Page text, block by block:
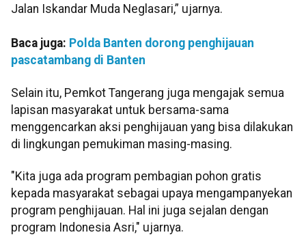
Jalan Iskandar Muda Neglasari,” ujarnya.
Baca juga: Polda Banten dorong penghijauan
pascatambang di Banten
Selain itu, Pemkot Tangerang juga mengajak semua
lapisan masyarakat untuk bersama-sama
menggencarkan aksi penghijauan yang bisa dilakukan
di lingkungan pemukiman masing-masing.
"Kita juga ada program pembagian pohon gratis
kepada masyarakat sebagai upaya mengampanyekan
program penghijauan. Hal ini juga sejalan dengan
program Indonesia Asri," ujarnya.